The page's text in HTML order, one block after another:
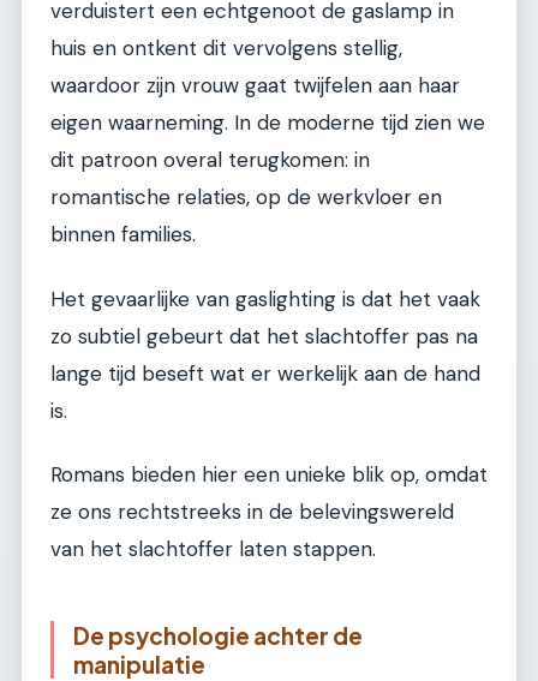
verduistert een echtgenoot de gaslamp in
huis en ontkent dit vervolgens stellig,
waardoor zijn vrouw gaat twijfelen aan haar
eigen waarneming. In de moderne tijd zien we
dit patroon overal terugkomen: in
romantische relaties, op de werkvloer en
binnen families.
Het gevaarlijke van gaslighting is dat het vaak
zo subtiel gebeurt dat het slachtoffer pas na
lange tijd beseft wat er werkelijk aan de hand
is.
Romans bieden hier een unieke blik op, omdat
ze ons rechtstreeks in de belevingswereld
van het slachtoffer laten stappen.
De psychologie achter de
manipulatie